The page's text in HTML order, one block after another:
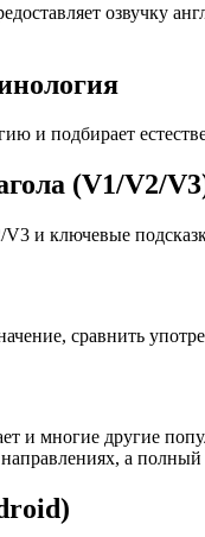
озвучку
и подбирает
(V1/V2/
и ключевые
сравнить
и многие другие
а